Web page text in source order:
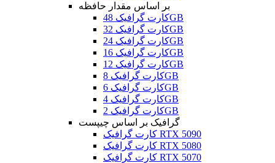
بر اساس مقدار حافظه
کارت گرافیک 48GB
کارت گرافیک 32GB
کارت گرافیک 24GB
کارت گرافیک 16GB
کارت گرافیک 12GB
کارت گرافیک 8GB
کارت گرافیک 6GB
کارت گرافیک 4GB
کارت گرافیک 2GB
گرافیک بر اساس چیپست
کارت گرافیک RTX 5090
کارت گرافیک RTX 5080
کارت گرافیک RTX 5070